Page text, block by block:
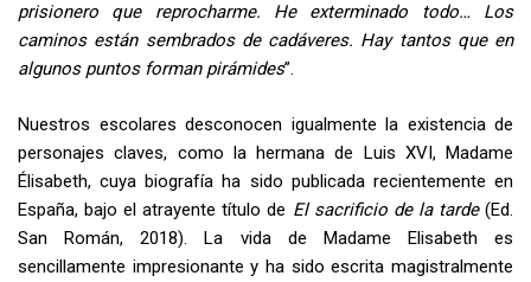
prisionero que reprocharme. He exterminado todo… Los
caminos están sembrados de cadáveres. Hay tantos que en
algunos puntos forman pirámides”.
Nuestros escolares desconocen igualmente la existencia de
personajes claves, como la hermana de Luis XVI, Madame
Élisabeth, cuya biografía ha sido publicada recientemente en
España, bajo el atrayente título de El sacrificio de la tarde(Ed.
San Román, 2018). La vida de Madame Elisabeth es
sencillamente impresionante y ha sido escrita magistralmente